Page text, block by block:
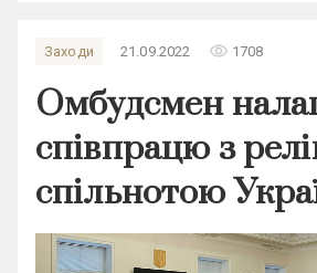
Заходи 21.09.2022 remove_red_eye 1708
Омбудсмен
співпрацю з
спільнотою